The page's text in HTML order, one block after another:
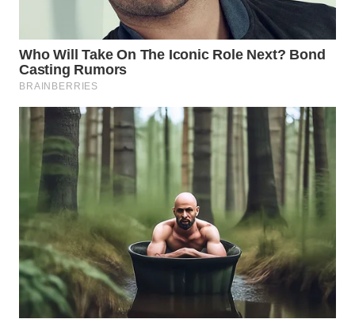
WN
KARAWANG
WN
BEKASI
WN
BOGOR
WN
DEPOK
WN
TAPANULI